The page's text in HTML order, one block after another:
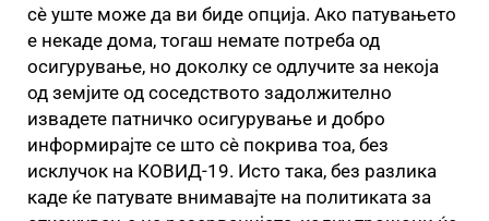
сѐ уште може да ви биде опција. Ако патувањето
е некаде дома, тогаш немате потреба од
осигурување, но доколку се одлучите за некоја
од земјите од соседството задолжително
извадете патничко осигурување и добро
информирајте се што сѐ покрива тоа, без
исклучок на КОВИД-19. Исто така, без разлика
каде ќе патувате внимавајте на политиката за